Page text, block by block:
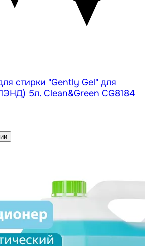
стирки "Gently Gel" для
5л. Clean&Green CG8184